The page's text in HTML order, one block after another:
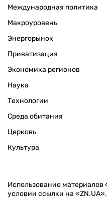
Международная политика
Макроуровень
Энергорынок
Приватизация
Экономика регионов
Наука
Технологии
Среда обитания
Церковь
Культура
Использование материалов
условии ссылки на «ZN.UA».